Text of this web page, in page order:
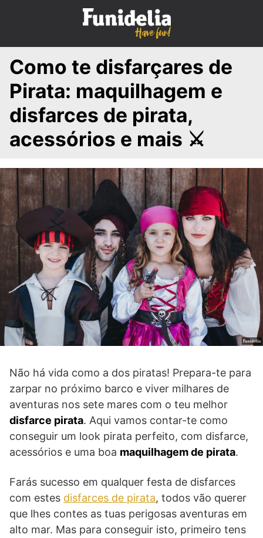
p
t
Como te disfarçares de
Pirata: maquilhagem e
disfarces de pirata,
acessórios e mais ⚔
Não há vida como a dos piratas! Prepara-te para
zarpar no próximo barco e viver milhares de
aventuras nos sete mares com o teu melhor
disfarce pirata. Aqui vamos contar-te como
conseguir um look pirata perfeito, com disfarce,
acessórios e uma boa maquilhagem de pirata.
Farás sucesso em qualquer festa de disfarces
com estes disfarces de pirata, todos vão querer
que lhes contes as tuas perigosas aventuras em
alto mar. Mas para conseguir isto, primeiro tens